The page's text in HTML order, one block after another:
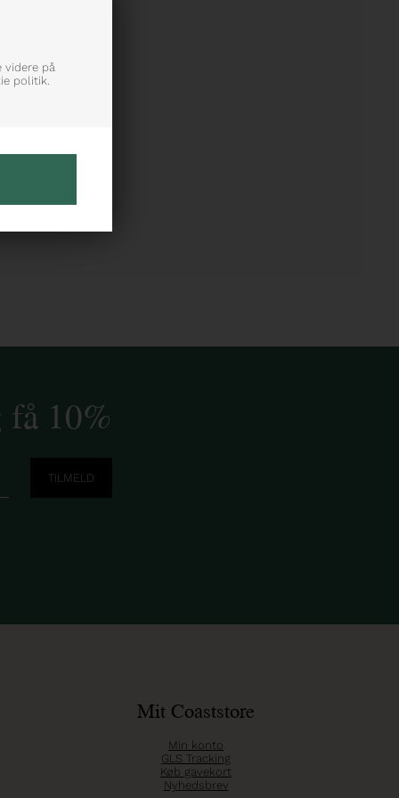
videre på
politik.
10%
Mit Coaststore
Min konto
GLS Tracking
Køb gavekort
Nyhedsbrev